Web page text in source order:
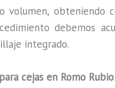
obteniendo
debemos
integrado.
cejas en Romo